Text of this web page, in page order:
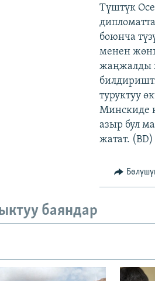
Түштүк
боюнча
менен
жаңжалды
туруктуу
Минскиде
азыр бул
жатат. (BD)
баяндар